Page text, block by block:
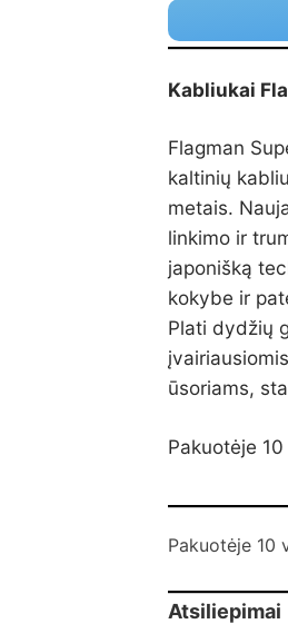
Kabliukai
Flagman
kaltinių
metais.
linkimo ir
japonišką
kokybe ir
Plati dydžių
ūsoriams,
Pakuotėje
Pakuotėje 10
Atsiliepimai